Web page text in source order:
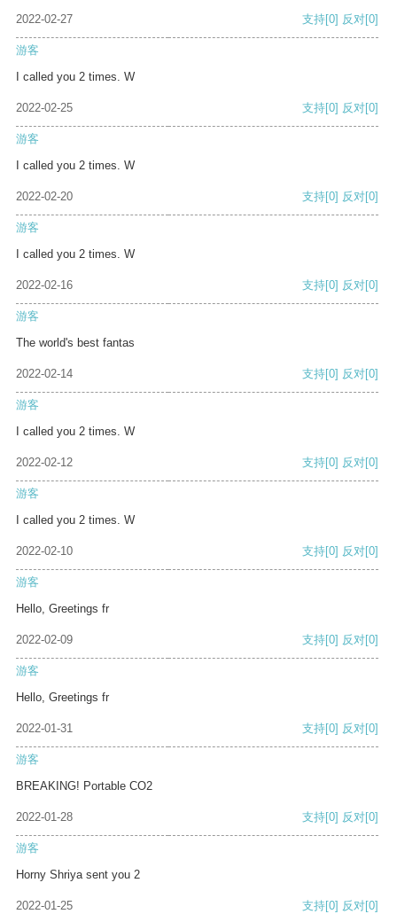
2022-02-27 支持[0] 反对[0]
游客
I called you 2 times. W
2022-02-25 支持[0] 反对[0]
游客
I called you 2 times. W
2022-02-20 支持[0] 反对[0]
游客
I called you 2 times. W
2022-02-16 支持[0] 反对[0]
游客
The world's best fantas
2022-02-14 支持[0] 反对[0]
游客
I called you 2 times. W
2022-02-12 支持[0] 反对[0]
游客
I called you 2 times. W
2022-02-10 支持[0] 反对[0]
游客
Hello, Greetings fr
2022-02-09 支持[0] 反对[0]
游客
Hello, Greetings fr
2022-01-31 支持[0] 反对[0]
游客
BREAKING! Portable CO2
2022-01-28 支持[0] 反对[0]
游客
Horny Shriya sent you 2
2022-01-25 支持[0] 反对[0]